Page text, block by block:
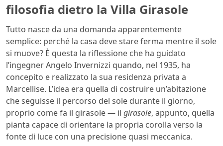
filosofia dietro la Villa Girasole
Tutto nasce da una domanda apparentemente
semplice: perché la casa deve stare ferma mentre il sole
si muove? È questa la riflessione che ha guidato
l’ingegner Angelo Invernizzi quando, nel 1935, ha
concepito e realizzato la sua residenza privata a
Marcellise. L’idea era quella di costruire un’abitazione
che seguisse il percorso del sole durante il giorno,
proprio come fa il girasole — il girasole, appunto, quella
pianta capace di orientare la propria corolla verso la
fonte di luce con una precisione quasi meccanica.